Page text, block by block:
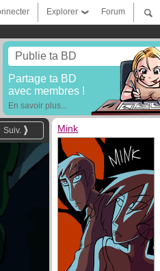
Forum
Explorer
Publie ta BD
Partage ta BD
avec membres !
En savoir plus...
Suiv. Mink